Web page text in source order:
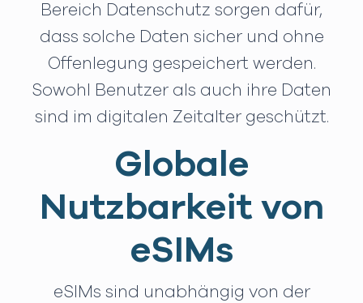
Bereich Datenschutz sorgen dafür,
dass solche Daten sicher und ohne
Offenlegung gespeichert werden.
Sowohl Benutzer als auch ihre Daten
sind im digitalen Zeitalter geschützt.
Globale
Nutzbarkeit von
eSIMs
eSIMs sind unabhängig von der